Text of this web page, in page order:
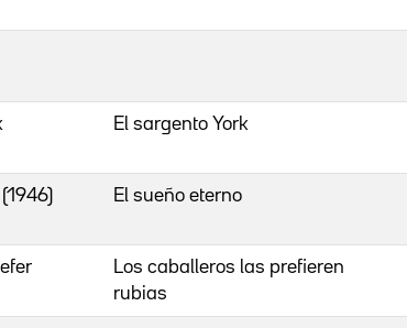
El sargento York
El sueño eterno
Los caballeros las prefieren
rubias